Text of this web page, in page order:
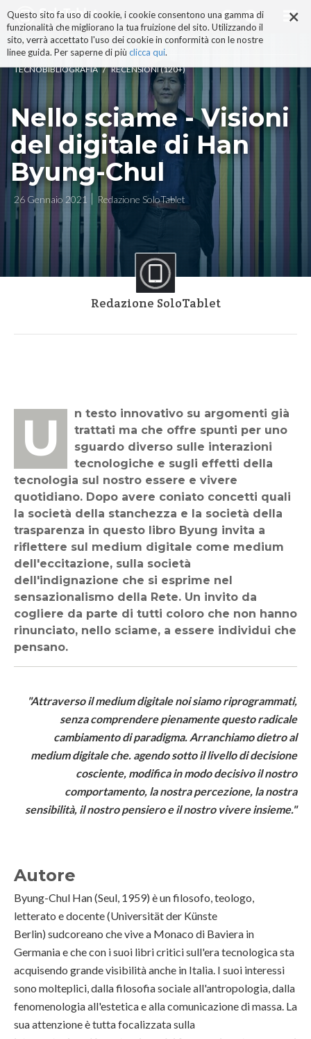
×
Questo sito fa uso di cookie, i cookie consentono una gamma di
funzionalità che migliorano la tua fruizione del sito. Utilizzando il
sito, verrà accettato l'uso dei cookie in conformità con le nostre
linee guida. Per saperne di più clicca qui.
ai
contenuti.
|
alla
navigazione
TECNOBIBLIOGRAFIA / RECENSIONI (120+)
Nello sciame - Visioni
del digitale di Han
Byung-Chul
26 Gennaio 2021 Redazione SoloTablet
Redazione SoloTablet
Un testo innovativo su argomenti già
trattati ma che offre spunti per uno
sguardo diverso sulle interazioni
tecnologiche e sugli effetti della
tecnologia sul nostro essere e vivere
quotidiano. Dopo avere coniato concetti quali
la società della stanchezza e la società della
trasparenza in questo libro Byung invita a
riflettere sul medium digitale come medium
dell'eccitazione, sulla società
dell'indignazione che si esprime nel
sensazionalismo della Rete. Un invito da
cogliere da parte di tutti coloro che non hanno
rinunciato, nello sciame, a essere individui che
pensano.
"Attraverso il medium digitale noi siamo riprogrammati,
senza comprendere pienamente questo radicale
cambiamento di paradigma. Arranchiamo dietro al
medium digitale che. agendo sotto il livello di decisione
cosciente, modifica in modo decisivo il nostro
comportamento, la nostra percezione, la nostra
sensibilità, il nostro pensiero e il nostro vivere insieme."
Autore
Byung-Chul Han (Seul, 1959) è un filosofo, teologo,
letterato e docente (Universität der Künste
Berlin) sudcoreano che vive a Monaco di Baviera in
Germania e che con i suoi libri critici sull'era tecnologica sta
acquisendo grande visibilità anche in Italia. I suoi interessi
sono molteplici, dalla filosofia sociale all'antropologia, dalla
fenomenologia all'estetica e alla comunicazione di massa. La
sua attenzione è tutta focalizzata sulla